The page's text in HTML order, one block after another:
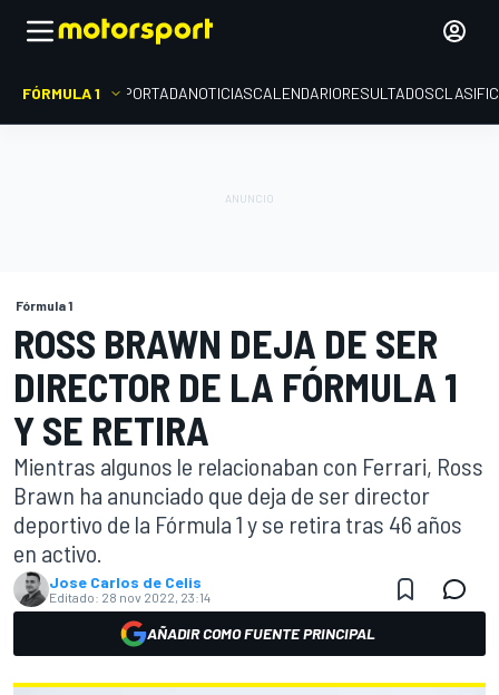
FÓRMULA 1 PORTADANOTICIASCALENDARIORESULTADOS
Fórmula 1
ROSS BRAWN DEJA DE SER
DIRECTOR DE LA FÓRMULA 1
Y SE RETIRA
Mientras algunos le relacionaban con Ferrari, Ross
Brawn ha anunciado que deja de ser director
deportivo de la Fórmula 1 y se retira tras 46 años
en activo.
Jose Carlos de Celis
Editado: 28 nov 2022, 23:14
AÑADIR COMO FUENTE PRINCIPAL